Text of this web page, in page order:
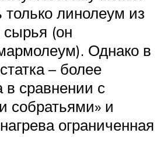
только линолеум из
сырья (он
Однако в
– более
в сравнении с
собратьями» и
ограниченная